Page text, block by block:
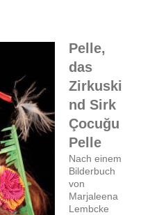
Pelle,
das
Zirkuski
nd Sirk
Çocuğu
Pelle
Nach einem
Bilderbuch
von
Marjaleena
Lembcke